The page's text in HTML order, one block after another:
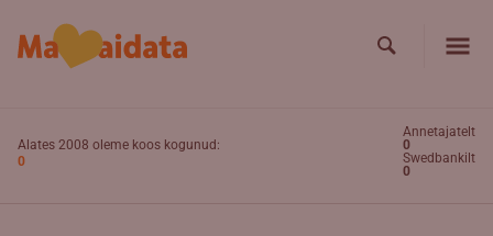
Alates 2008 oleme koos kogunud:
0
Annetajatelt
0
Swedbankilt
0
Search
Search